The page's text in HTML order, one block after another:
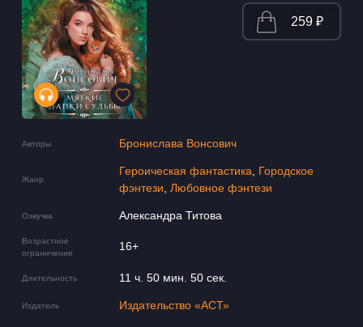
Авторы Бронислава Вонсович
Жанр
Героическая фантастика
Городское
фэнтези Любовное фэнтези
Озвучка Александра Титова
Возрастное
ограничение
16+
Длительность 11 ч. 50 мин. 50 сек.
Издатель Издательство «АСТ»
259 ₽